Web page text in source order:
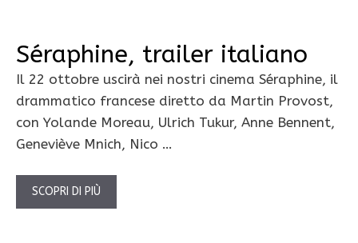
Séraphine, trailer italiano
Il 22 ottobre uscirà nei nostri cinema Séraphine, il
drammatico francese diretto da Martin Provost,
con Yolande Moreau, Ulrich Tukur, Anne Bennent,
Geneviève Mnich, Nico …
SCOPRI DI PIÙ